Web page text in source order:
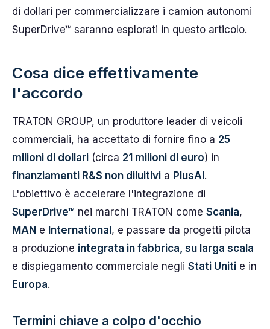
di dollari per commercializzare i camion autonomi
SuperDrive™ saranno esplorati in questo articolo.
Cosa dice effettivamente
l'accordo
TRATON GROUP, un produttore leader di veicoli
commerciali, ha accettato di fornire fino a 25
milioni di dollari (circa 21 milioni di euro) in
finanziamenti R&S non diluitivi a PlusAI .
L'obiettivo è accelerare l'integrazione di
SuperDrive™ nei marchi TRATON come Scania,
MAN e International , e passare da progetti pilota
a produzione integrata in fabbrica, su larga scala
e dispiegamento commerciale negli Stati Uniti e in
Europa.
Termini chiave a colpo d'occhio